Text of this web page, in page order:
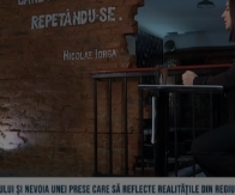
şi prezentator la TVR ...